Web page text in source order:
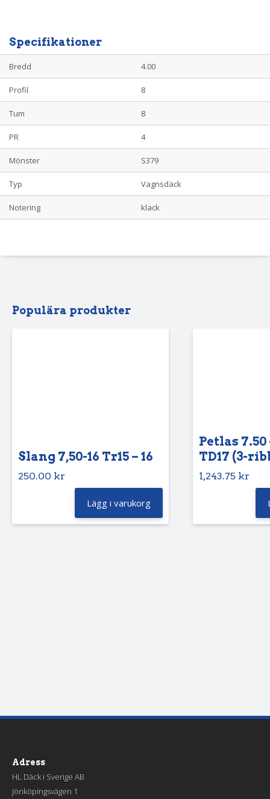
Specifikationer
Bredd 4.00
Profil 8
Tum 8
PR 4
Mönster S379
Typ Vagnsdäck
Notering klack
Populära produkter
Slang 7,50-16 Tr15 – 16
250.00 kr
Lägg i varukorg
Petlas 7.50
TD17 (3-
1,243.75 kr
Adress
HL Däck i Sverige AB
Jönköpingsvägen 1